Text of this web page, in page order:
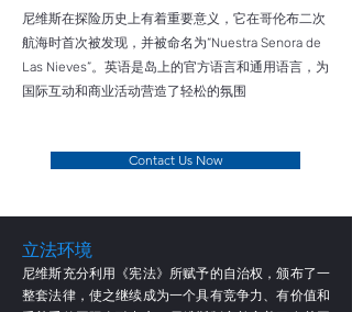
尼维斯在探险历史上有着重要意义，它在哥伦布二次
航海时首次被发现，并被命名为“Nuestra Senora de
Las Nieves”。英语是岛上的官方语言和通用语言，为
国际互动和商业活动营造了轻松的氛围
Contact Us Now
立法环境
尼维斯充分利用《宪法》所赋予的自治权，颁布了一
整套法律，使之继续成为一个具有竞争力、有价值和